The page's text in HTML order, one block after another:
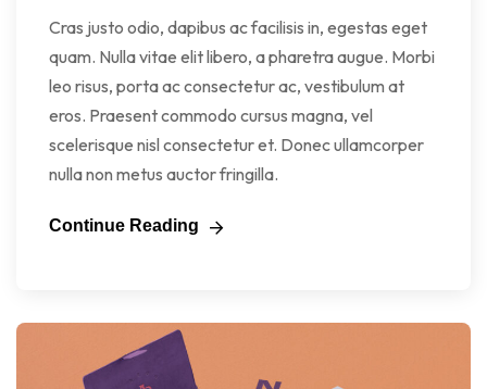
Cras justo odio, dapibus ac facilisis in, egestas eget
quam. Nulla vitae elit libero, a pharetra augue. Morbi
leo risus, porta ac consectetur ac, vestibulum at
eros. Praesent commodo cursus magna, vel
scelerisque nisl consectetur et. Donec ullamcorper
nulla non metus auctor fringilla.
Continue Reading